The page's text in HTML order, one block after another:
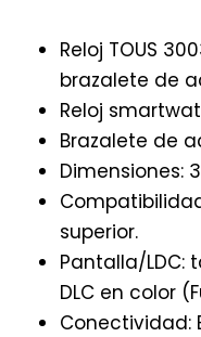
Reloj TOUS
brazalete de
Reloj
Brazalete de
Dimensiones:
Compatibilidad
superior.
Pantalla/LDC:
DLC en color
Conectividad: